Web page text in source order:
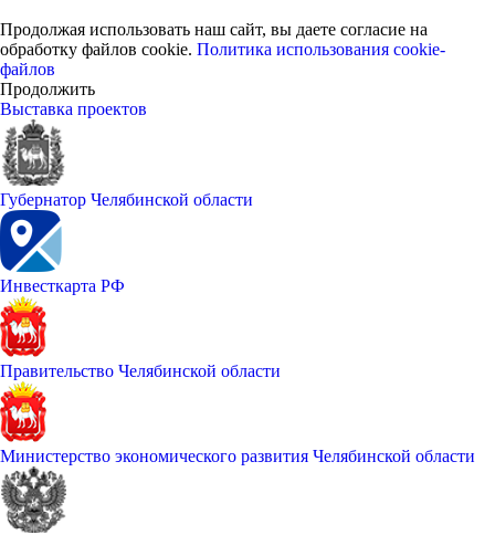
Продолжая использовать наш сайт, вы даете согласие на
обработку файлов cookie. Политика использования cookie-
файлов
Продолжить
Выставка проектов
Губернатор Челябинской области
Инвесткарта РФ
Правительство Челябинской области
Министерство экономического развития Челябинской области